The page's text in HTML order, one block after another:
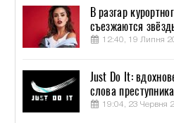
В разгар
съезжаются
12:40, 19 Липня
Just Do It:
слова преступника
19:04, 23 Червня